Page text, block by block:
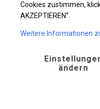
Cookies zustimmen,
AKZEPTIEREN“.
Weitere Informationen
ändern